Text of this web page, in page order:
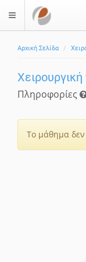
$langMenu
Αρχική Σελίδα
Χειρουργική
Πληροφορίες
Το μάθημα δεν